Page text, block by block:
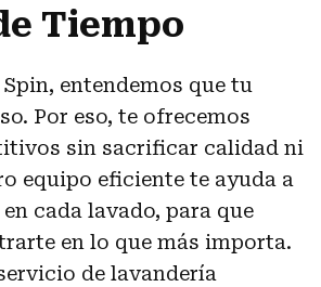
Tiempo
entendemos que tu
Por eso, te ofrecemos
sin sacrificar calidad ni
equipo eficiente te ayuda a
cada lavado, para que
en lo que más importa.
de lavandería